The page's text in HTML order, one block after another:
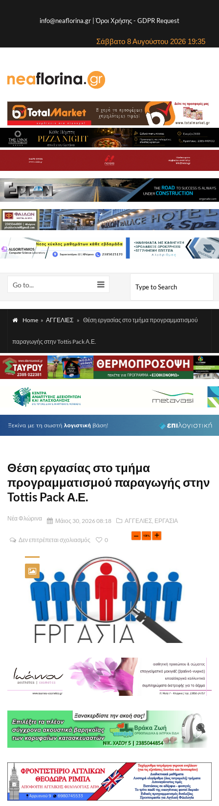
info@neaflorina.gr |Όροι Χρήσης- GDPR Request
Σάββατο 8 Αυγούστου 2026 19:35
Go to...
Home » ΑΓΓΕΛΙΕΣ » Θέση εργασίας στο τμήμα προγραμματισμού
παραγωγής στην Tottis Pack Α.Ε.
Θέση εργασίας στο τμήμα
προγραμματισμού παραγωγής στην
Tottis Pack Α.Ε.
Νέα Φλώρινα Μάιος 30, 2026 08:18 ΑΓΓΕΛΙΕΣ, ΕΡΓΑΣΙΑ
Δεν επιτρέπεται σχολιασμός 0